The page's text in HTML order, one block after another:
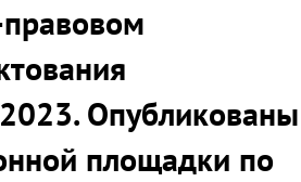
Опубликованы
площадки по